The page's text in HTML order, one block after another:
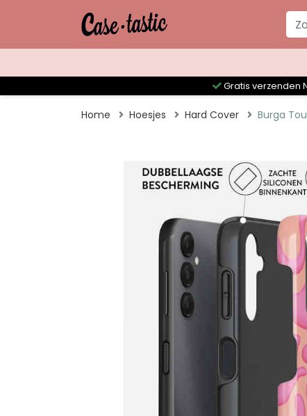
Gratis verzenden
Home Hoesjes Hard Cover Burga